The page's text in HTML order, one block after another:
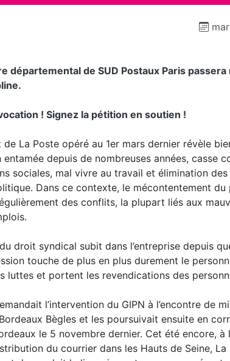
départemental de SUD Postaux Paris
! Signez la pétition en soutien !
La Poste opéré au 1er mars dernier révèle
depuis de nombreuses années, casse
sociales, mal vivre au travail et élimination
Dans ce contexte, le mécontentement du
des conflits, la plupart liés aux
droit syndical subit dans l’entreprise depuis
touche de plus en plus durement le
luttes et portent les revendications des
l’intervention du GIPN à l’encontre de
Bègles et les poursuivait ensuite en
le 5 novembre dernier. Cet été encore, à
du courrier dans les Hauts de Seine,